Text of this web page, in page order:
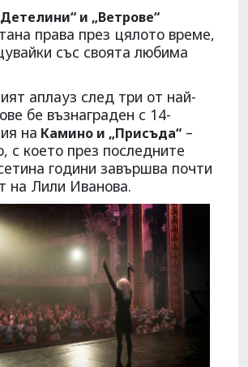
и „Ветрове“
права през цялото време,
със своята любима
аплауз след три от най-
бе възнаграден с 14-
на Камино и „Присъда“ –
с което през последните
години завършва почти
на Лили Иванова.